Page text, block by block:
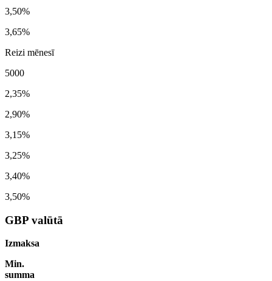
3,50%
3,65%
Reizi mēnesī
5000
2,35%
2,90%
3,15%
3,25%
3,40%
3,50%
GBP valūtā
Izmaksa
Min.
summa